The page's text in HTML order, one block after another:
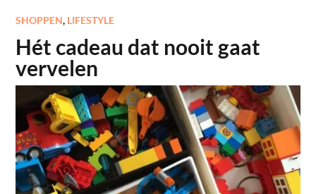
SHOPPEN, LIFESTYLE
Hét cadeau dat nooit gaat
vervelen